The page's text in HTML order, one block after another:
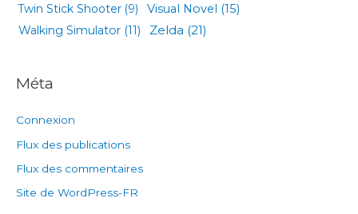
Twin Stick Shooter (9) Visual Novel (15)
Walking Simulator (11) Zelda (21)
Méta
Connexion
Flux des publications
Flux des commentaires
Site de WordPress-FR